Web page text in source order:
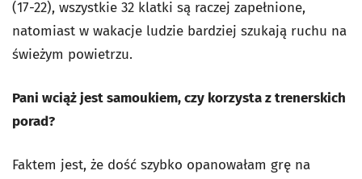
(17-22), wszystkie 32 klatki są raczej zapełnione,
natomiast w wakacje ludzie bardziej szukają ruchu na
świeżym powietrzu.
Pani wciąż jest samoukiem, czy korzysta z trenerskich
porad?
Faktem jest, że dość szybko opanowałam grę na